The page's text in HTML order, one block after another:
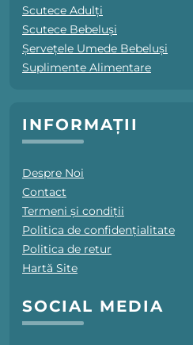
Scutece Adulți
Scutece Bebeluși
Șervețele Umede Bebeluși
Suplimente Alimentare
INFORMAȚII
Despre Noi
Contact
Termeni și condiții
Politica de confidențialitate
Politica de retur
Hartă Site
SOCIAL MEDIA